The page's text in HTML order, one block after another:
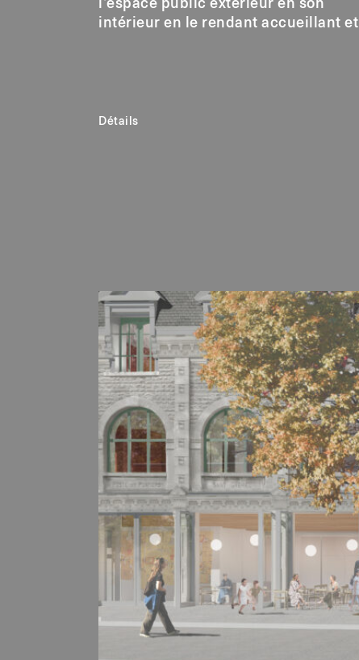
l’espace public extérieur en son
intérieur en le rendant accueillant et
Détails